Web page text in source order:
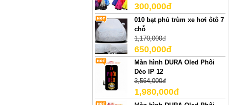
300,000đ
010 bạt phủ trùm xe hơi ôtô 7
chỗ
1,170,000đ
650,000đ
Màn hình DURA Oled Phôi
Dẻo IP 12
3,564,000đ
1,980,000đ